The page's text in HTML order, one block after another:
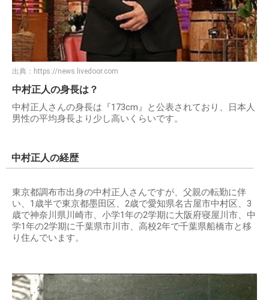
出典： https://news.livedoor.com
中村正人の身長は？
中村正人さんの身長は『173cm』と公表されており、日本人
男性の平均身長より少し高いくらいです。
中村正人の経歴
東京都調布市出身の中村正人さんですが、父親の転勤に伴
い、1歳半で東京都墨田区、2歳で愛知県名古屋市中村区、3
歳で神奈川県川崎市、小学1年の2学期に大阪府寝屋川市、中
学1年の2学期に千葉県市川市、高校2年で千葉県船橋市と移
り住んでいます。